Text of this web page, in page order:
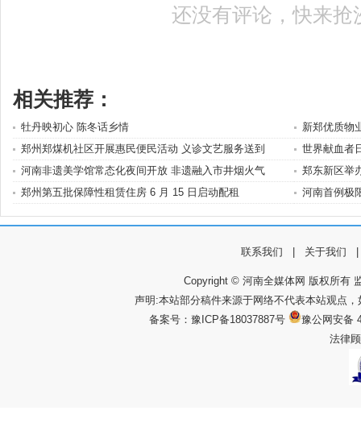
还没有评论，快来抢
相关推荐：
牡丹映初心 陈冬话乡情
新郑优质物
郑州郑煤机社区开展惠民便民活动 义诊文艺服务送到
世界献血者
河南非遗美学馆常态化夜间开放 非遗融入市井烟火气
郑东新区举
郑州第五批保障性租赁住房 6 月 15 日启动配租
河南首例极
联系我们 关于我们
Copyright © 河南全媒体网 版权所有
声明:本站部分稿件来源于网络不代表本站观点
备案号： 豫ICP备18037887号
豫公网安备
法律